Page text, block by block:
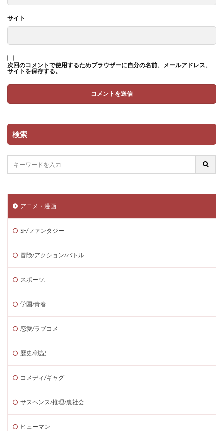
サイト
次回のコメントで使用するためブラウザーに自分の名前、メールアドレス、
サイトを保存する。
検索
アニメ・漫画
SF/ファンタジー
冒険/アクション/バトル
スポーツ.
学園/青春
恋愛/ラブコメ
歴史/戦記
コメディ/ギャグ
サスペンス/推理/裏社会
ヒューマン